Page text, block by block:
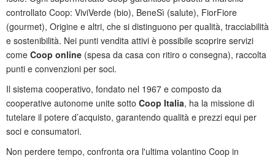
controllato Coop: ViviVerde (bio), BeneSì (salute), FiorFiore
(gourmet), Origine e altri, che si distinguono per qualità, tracciabilità
e sostenibilità. Nei punti vendita attivi è possibile scoprire servizi
come Coop online (spesa da casa con ritiro o consegna), raccolta
punti e convenzioni per soci.
Il sistema cooperativo, fondato nel 1967 e composto da
cooperative autonome unite sotto Coop Italia, ha la missione di
tutelare il potere d’acquisto, garantendo qualità e prezzi equi per
soci e consumatori.
Non perdere tempo, confronta ora l'ultima volantino Coop in